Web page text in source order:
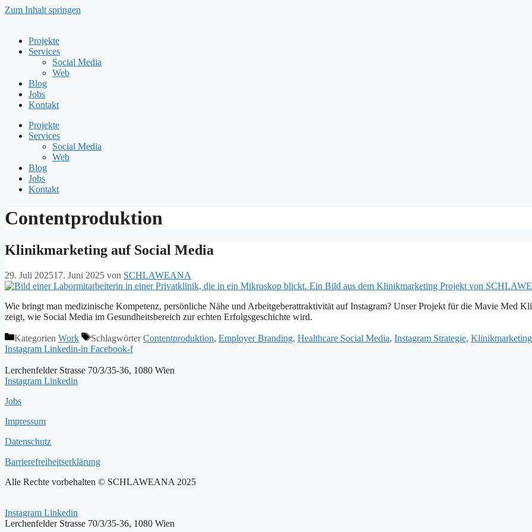
Zum Inhalt springen
Projekte
Services
Social Media
Web
Blog
Jobs
Kontakt
Projekte
Services
Social Media
Web
Blog
Jobs
Kontakt
Contentproduktion
Klinikmarketing auf Social Media
29. Juli 202517. Juni 2025 von SCHLAWEANA
Wie bringt man medizinische Kompetenz, persönliche Nähe und Arbeitgeberattraktivität auf Instagram? Unser Projekt für die Mavie Med
zeigt, wie Social Media im Gesundheitsbereich zur echten Erfolgsgeschichte wird.
Kategorien Work SchlagwörterContentproduktion, Employer Branding, Healthcare Social Media, Instagram Strategie, Klinikmarketing
Instagram Linkedin-in Facebook-f
Lerchenfelder Strasse 70/3/35-36, 1080 Wien
Instagram Linkedin
Jobs
Impressum
Datenschutz
Barrierefreiheitserklärung
Alle Rechte vorbehalten © SCHLAWEANA 2025
Instagram Linkedin
Lerchenfelder Strasse 70/3/35-36, 1080 Wien